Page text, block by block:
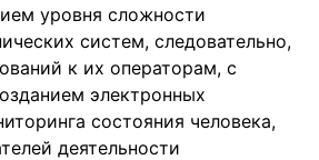
уровня сложности
систем, следовательно,
к их операторам, с
электронных
состояния человека,
деятельности